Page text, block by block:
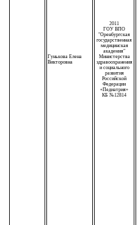
Гунькова Елена
Викторовна
2011
ГОУ ВПО
"Оренбургская
государственная
медицинская
академия"
Министерства
здравоохранения
и социального
развития
Российской
Федерации
«Педиатрия»
КБ №12814